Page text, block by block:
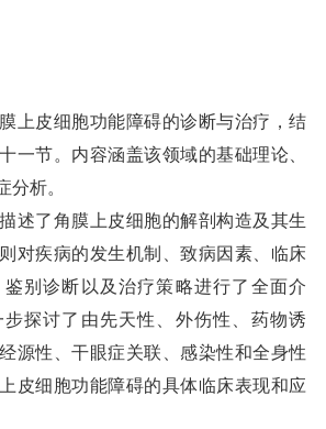
上皮细胞功能障碍的诊断与治疗，结
一节。内容涵盖该领域的基础理论、
分析。
述了角膜上皮细胞的解剖构造及其生
则对疾病的发生机制、致病因素、临床
别诊断以及治疗策略进行了全面介
步探讨了由先天性、外伤性、药物诱
源性、干眼症关联、感染性和全身性
皮细胞功能障碍的具体临床表现和应